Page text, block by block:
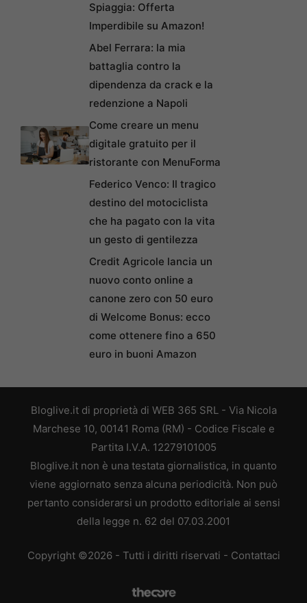
Spiaggia: Offerta
Imperdibile su Amazon!
Abel Ferrara: la mia
battaglia contro la
dipendenza da crack e la
redenzione a Napoli
Come creare un menu
digitale gratuito per il
ristorante con MenuForma
Federico Venco: Il tragico
destino del motociclista
che ha pagato con la vita
un gesto di gentilezza
Credit Agricole lancia un
nuovo conto online a
canone zero con 50 euro
di Welcome Bonus: ecco
come ottenere fino a 650
euro in buoni Amazon
Bloglive.it di proprietà di WEB 365 SRL - Via Nicola
Marchese 10, 00141 Roma (RM) - Codice Fiscale e
Partita I.V.A. 12279101005
Bloglive.it non è una testata giornalistica, in quanto
viene aggiornato senza alcuna periodicità. Non può
pertanto considerarsi un prodotto editoriale ai sensi
della legge n. 62 del 07.03.2001
Copyright ©2026 - Tutti i diritti riservati - Contattaci